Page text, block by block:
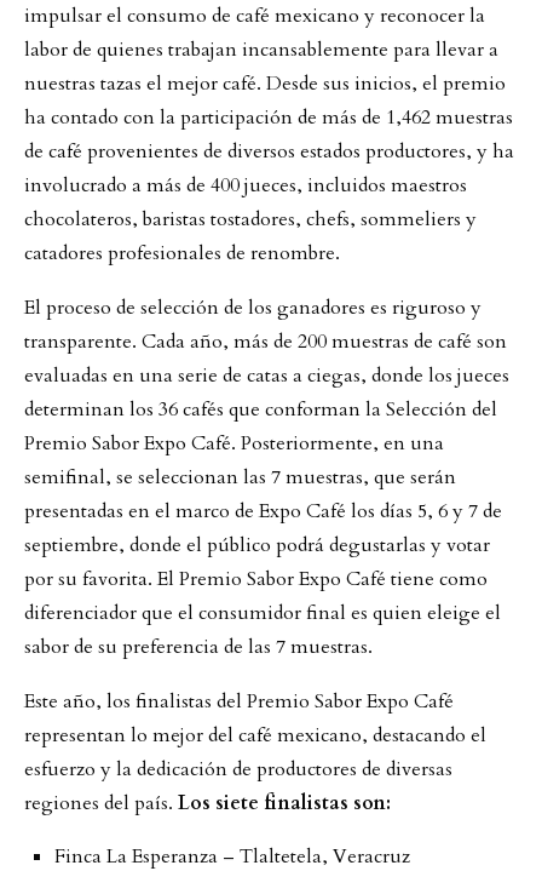
impulsar el consumo de café mexicano y reconocer la
labor de quienes trabajan incansablemente para llevar a
nuestras tazas el mejor café. Desde sus inicios, el premio
ha contado con la participación de más de 1,462 muestras
de café provenientes de diversos estados productores, y ha
involucrado a más de 400 jueces, incluidos maestros
chocolateros, baristas tostadores, chefs, sommeliers y
catadores profesionales de renombre.
El proceso de selección de los ganadores es riguroso y
transparente. Cada año, más de 200 muestras de café son
evaluadas en una serie de catas a ciegas, donde los jueces
determinan los 36 cafés que conforman la Selección del
Premio Sabor Expo Café. Posteriormente, en una
semifinal, se seleccionan las 7 muestras, que serán
presentadas en el marco de Expo Café los días 5, 6 y 7 de
septiembre, donde el público podrá degustarlas y votar
por su favorita. El Premio Sabor Expo Café tiene como
diferenciador que el consumidor final es quien eleige el
sabor de su preferencia de las 7 muestras.
Este año, los finalistas del Premio Sabor Expo Café
representan lo mejor del café mexicano, destacando el
esfuerzo y la dedicación de productores de diversas
regiones del país. Los siete finalistas son:
Finca La Esperanza – Tlaltetela, Veracruz